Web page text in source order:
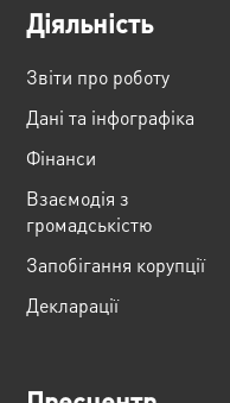
Діяльність
Звіти про роботу
Дані та інфографіка
Фінанси
Взаємодія з
громадськістю
Запобігання корупції
Декларації